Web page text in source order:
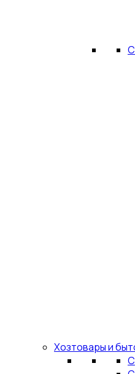
Хозтовары и